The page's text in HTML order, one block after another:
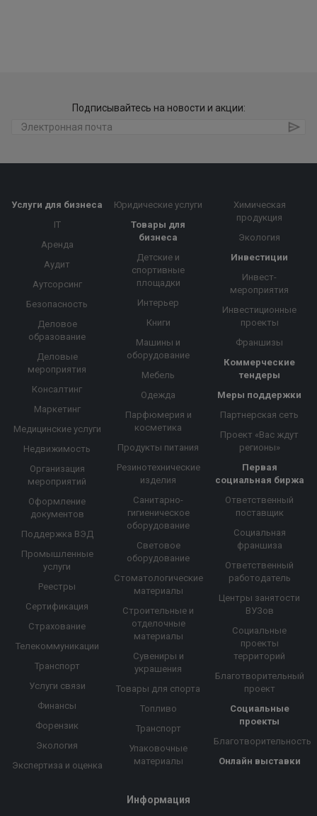
Подписывайтесь на новости и акции:
Услуги для бизнеса
IT
Аренда
Аудит
Аутсорсинг
Безопасность
Деловое
образование
Деловые
мероприятия
Консалтинг
Маркетинг
Медицинские услуги
Недвижимость
Организация
мероприятий
Оформление
документов
Поддержка ВЭД
Промышленные
услуги
Реестры
Сертификация
Страхование
Телекоммуникации
Транспорт
Услуги связи
Финансы
Форензик
Экология
Экспертиза и оценка
Юридические услуги
Товары для
бизнеса
Детские и
спортивные
площадки
Интерьер
Книги
Машины и
оборудование
Мебель
Одежда
Парфюмерия и
косметика
Продукты питания
Резинотехнические
изделия
Санитарно-
гигиеническое
оборудование
Световое
оборудование
Стоматологические
материалы
Строительные и
отделочные
материалы
Сувениры и
украшения
Товары для спорта
Топливо
Транспорт
Упаковочные
материалы
Химическая
продукция
Экология
Инвестиции
Инвест-
мероприятия
Инвестиционные
проекты
Франшизы
Коммерческие
тендеры
Меры поддержки
Партнерская сеть
Проект «Вас ждут
регионы»
Первая
социальная биржа
Ответственный
поставщик
Социальная
франшиза
Ответственный
работодатель
Центры занятости
ВУЗов
Социальные
проекты
территорий
Благотворительный
проект
Социальные
проекты
Благотворительность
Онлайн выставки
Информация